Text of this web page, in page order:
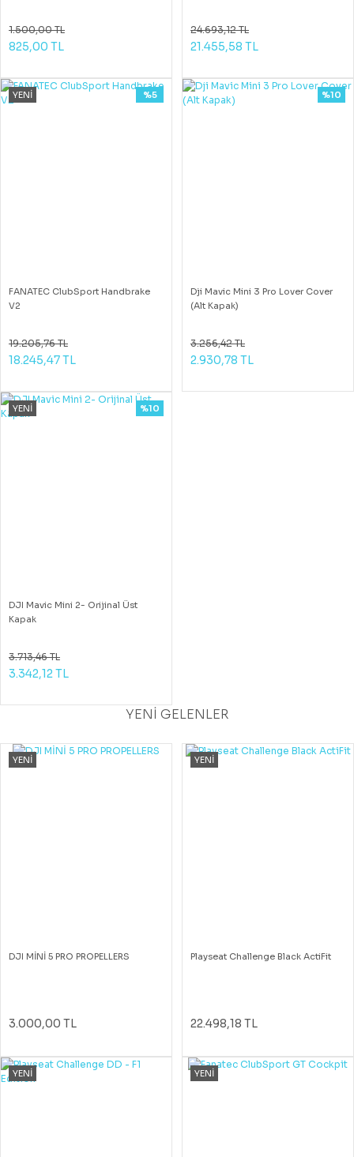
1.500,00 TL
825,00 TL
24.693,12 TL
21.455,58 TL
YENİ
FANATEC ClubSport Handbrake
V2
%5
19.205,76 TL
18.245,47 TL
Dji Mavic Mini 3 Pro Lover Cover
(Alt Kapak)
%10
3.256,42 TL
2.930,78 TL
YENİ
DJI Mavic Mini 2- Orijinal Üst
Kapak
%10
3.713,46 TL
3.342,12 TL
YENİ GELENLER
YENİ
DJI MİNİ 5 PRO PROPELLERS
3.000,00 TL
YENİ
Playseat Challenge Black ActiFit
22.498,18 TL
YENİ YENİ